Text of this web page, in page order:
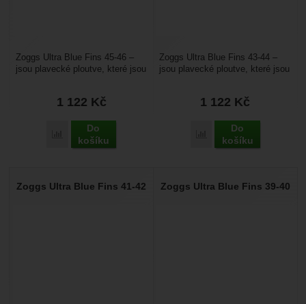
1 122 Kč
Přidat 'Zoggs Ultra Blue Fins 45-46' k porovnání
Do
košíku
Zoggs Ultra Blue Fins 45-46 –
jsou plavecké ploutve, které jsou
1 122 Kč
Přidat 'Zoggs Ultra
Do
košíku
Zoggs Ultra Blue Fins 43-44 –
jsou plavecké ploutve, které jsou
Zoggs Ultra Blue Fins 41-42 Zoggs Ultra Blue Fins 39-40